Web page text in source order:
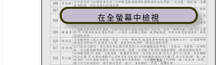
在全螢幕中檢視